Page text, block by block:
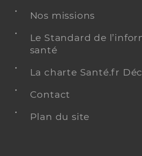
Nos missions
Le Standard de
santé
La charte Santé.fr
Contact
Plan du site